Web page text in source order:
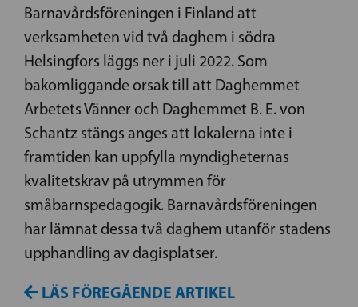
Barnavårdsföreningen i Finland att
verksamheten vid två daghem i södra
Helsingfors läggs ner i juli 2022. Som
bakomliggande orsak till att Daghemmet
Arbetets Vänner och Daghemmet B. E. von
Schantz stängs anges att lokalerna inte i
framtiden kan uppfylla myndigheternas
kvalitetskrav på utrymmen för
småbarnspedagogik. Barnavårdsföreningen
har lämnat dessa två daghem utanför stadens
upphandling av dagisplatser.
LÄS FÖREGÅENDE ARTIKEL